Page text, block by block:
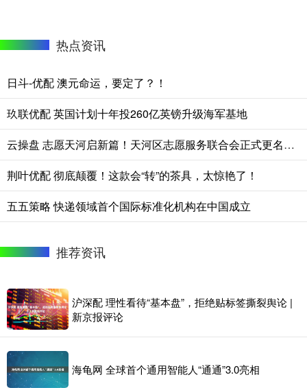
热点资讯
日斗-优配 澳元命运，要定了？！
玖联优配 英国计划十年投260亿英镑升级海军基地
云操盘 志愿天河启新篇！天河区志愿服务联合会正式更名组建
荆叶优配 彻底颠覆！这款会“转”的茶具，太惊艳了！
五五策略 快递领域首个国际标准化机构在中国成立
推荐资讯
沪深配 理性看待“基本盘”，拒绝贴标签撕裂舆论 |
新京报评论
海龟网 全球首个通用智能人“通通”3.0亮相